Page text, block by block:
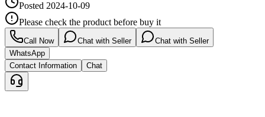
Posted 2024-10-09
Please check the product before buy it
Call Now Chat with Seller
Chat with Seller
WhatsApp
Contact Information
Chat